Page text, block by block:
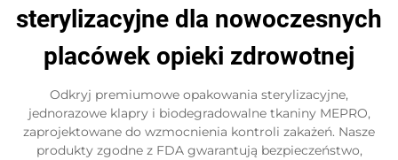
sterylizacyjne dla nowoczesnych
placówek opieki zdrowotnej
Odkryj premiumowe opakowania sterylizacyjne,
jednorazowe klapry i biodegradowalne tkaniny MEPRO,
zaprojektowane do wzmocnienia kontroli zakażeń. Nasze
produkty zgodne z FDA gwarantują bezpieczeństwo,